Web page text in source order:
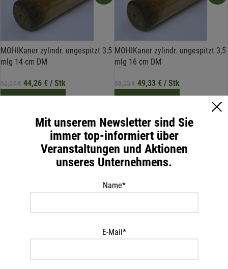
MOHIKaner zylindr. ungespitzt 3,5
mlg 14 cm DM
52,07€ 44,26 € / Stk
IN DEN WARENKORB
Versandkosten
MOHIKaner zylindr. ungespitzt 3,5
mlg 16 cm DM
58,03€ 49,33 €/ Stk
IN DEN WARENKORB
inkl. 20 % MwSt.
zzgl.Versandkosten
MOHIKaner zylindr. ungespitzt 3,5 MOHIKaner zylindr. ungespitzt 4,0
Mit unserem Newsletter sind Sie
immer top-informiert über
Veranstaltungen und Aktionen
unseres Unternehmens.
Name*
E-Mail*